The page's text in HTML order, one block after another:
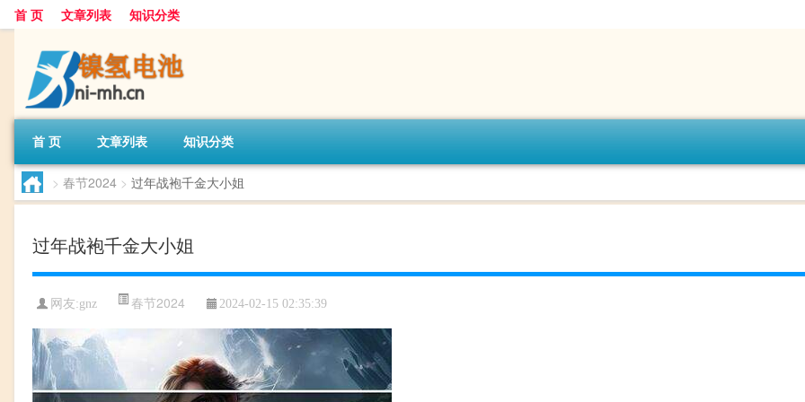
首 页 文章列表 知识分类
首 页 文章列表 知识分类
> 春节2024 > 过年战袍千金大小姐
过年战袍千金大小姐
网友:gnz 春节2024 2024-02-15 02:35:39